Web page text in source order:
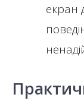
екран